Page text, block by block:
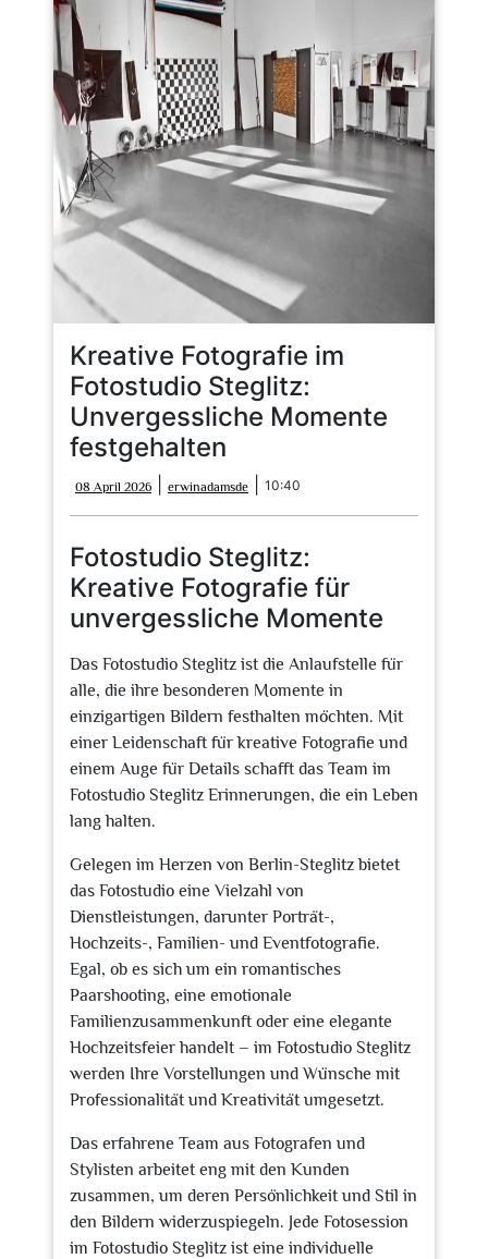
Kreative Fotografie im
Fotostudio Steglitz:
Unvergessliche Momente
festgehalten
08 April 2026
April
2026
erwinadamsde erwinadamsde
10:40
Fotostudio Steglitz:
Kreative Fotografie für
unvergessliche Momente
Das Fotostudio Steglitz ist die Anlaufstelle für
alle, die ihre besonderen Momente in
einzigartigen Bildern festhalten möchten. Mit
einer Leidenschaft für kreative Fotografie und
einem Auge für Details schafft das Team im
Fotostudio Steglitz Erinnerungen, die ein Leben
lang halten.
Gelegen im Herzen von Berlin-Steglitz bietet
das Fotostudio eine Vielzahl von
Dienstleistungen, darunter Porträt-,
Hochzeits-, Familien- und Eventfotografie.
Egal, ob es sich um ein romantisches
Paarshooting, eine emotionale
Familienzusammenkunft oder eine elegante
Hochzeitsfeier handelt – im Fotostudio Steglitz
werden Ihre Vorstellungen und Wünsche mit
Professionalität und Kreativität umgesetzt.
Das erfahrene Team aus Fotografen und
Stylisten arbeitet eng mit den Kunden
zusammen, um deren Persönlichkeit und Stil in
den Bildern widerzuspiegeln. Jede Fotosession
im Fotostudio Steglitz ist eine individuelle